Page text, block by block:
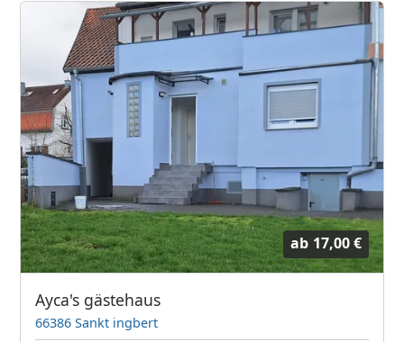
ab 17,00 €
Ayca's gästehaus
66386 Sankt ingbert